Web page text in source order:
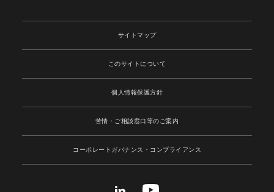
サイトマップ
このサイトについて
個人情報保護方針
苦情・ご相談窓口等のご案内
コーポレートガバナンス ・コンプライアンス